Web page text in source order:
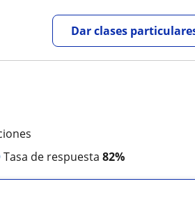
Dar clases
Tasa de respuesta82%